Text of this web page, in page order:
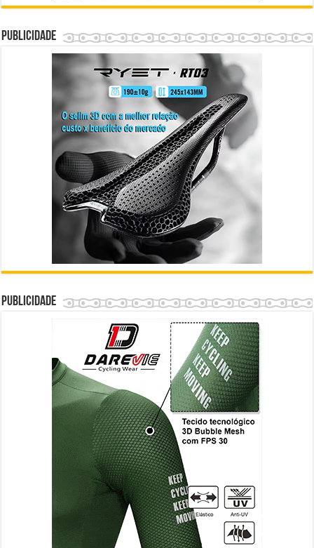
Publicidade
Publicidade